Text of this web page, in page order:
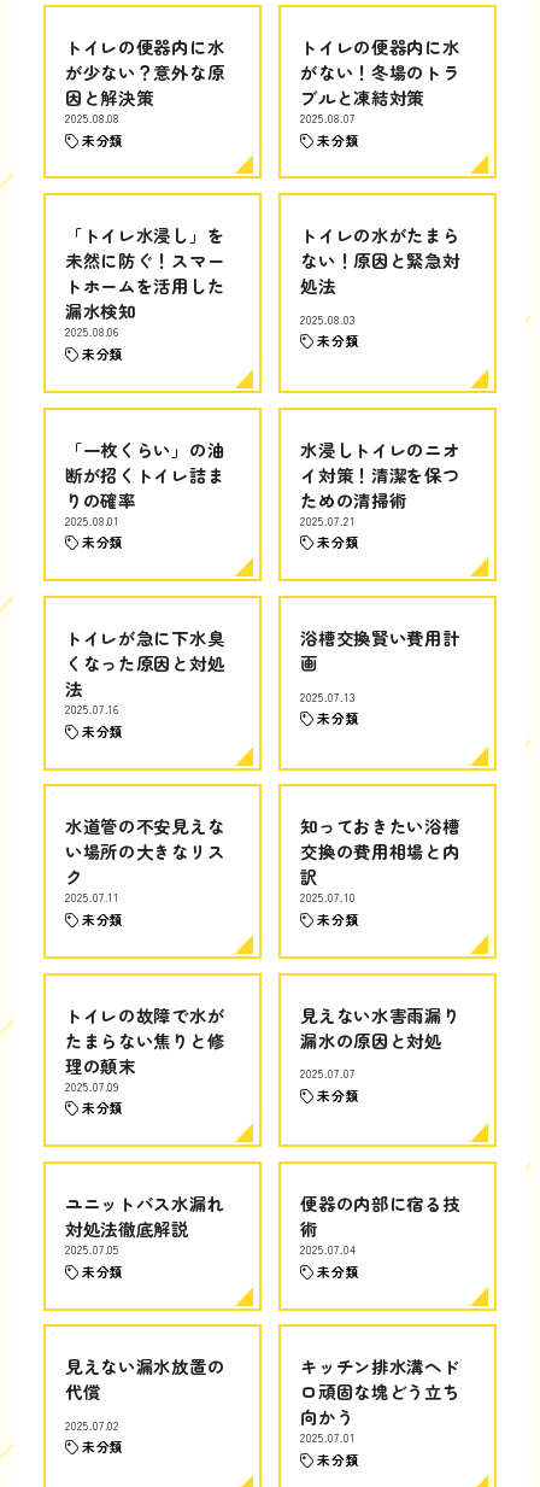
トイレの便器内に水
が少ない？意外な原
因と解決策
2025.08.08
未分類
トイレの便器内に水
がない！冬場のトラ
ブルと凍結対策
2025.08.07
未分類
「トイレ水浸し」を
未然に防ぐ！スマー
トホームを活用した
漏水検知
2025.08.06
未分類
トイレの水がたまら
ない！原因と緊急対
処法
2025.08.03
未分類
「一枚くらい」の油
断が招くトイレ詰ま
りの確率
2025.08.01
未分類
水浸しトイレのニオ
イ対策！清潔を保つ
ための清掃術
2025.07.21
未分類
トイレが急に下水臭
くなった原因と対処
法
2025.07.16
未分類
浴槽交換賢い費用計
画
2025.07.13
未分類
水道管の不安見えな
い場所の大きなリス
ク
2025.07.11
未分類
知っておきたい浴槽
交換の費用相場と内
訳
2025.07.10
未分類
トイレの故障で水が
たまらない焦りと修
理の顛末
2025.07.09
未分類
見えない水害雨漏り
漏水の原因と対処
2025.07.07
未分類
ユニットバス水漏れ
対処法徹底解説
2025.07.05
未分類
便器の内部に宿る技
術
2025.07.04
未分類
見えない漏水放置の
代償
2025.07.02
未分類
キッチン排水溝ヘド
ロ頑固な塊どう立ち
向かう
2025.07.01
未分類